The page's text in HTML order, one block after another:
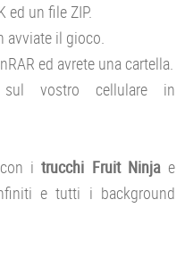
ed un file ZIP.
avviate il gioco.
ed avrete una cartella.
vostro cellulare in
con itrucchi Fruit Ninja e
e tutti i background